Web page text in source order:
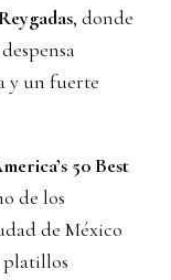
, donde
y un fuerte
50 Best
de los
de México
platillos